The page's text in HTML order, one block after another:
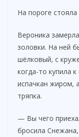
На пороге
Вероника
золовки. На ней
шёлковый, с
когда-то купила
испачкан жиром,
тряпка.
— Вы чего
бросила